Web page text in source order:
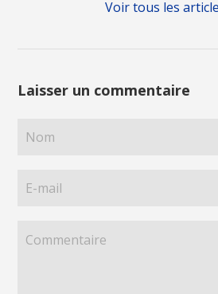
Voir tous les
Laisser un commentaire